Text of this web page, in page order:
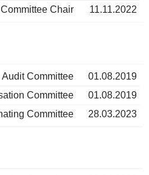
Chair
11.11.2022
Audit Committee
01.08.2019
Committee
01.08.2019
Committee
28.03.2023